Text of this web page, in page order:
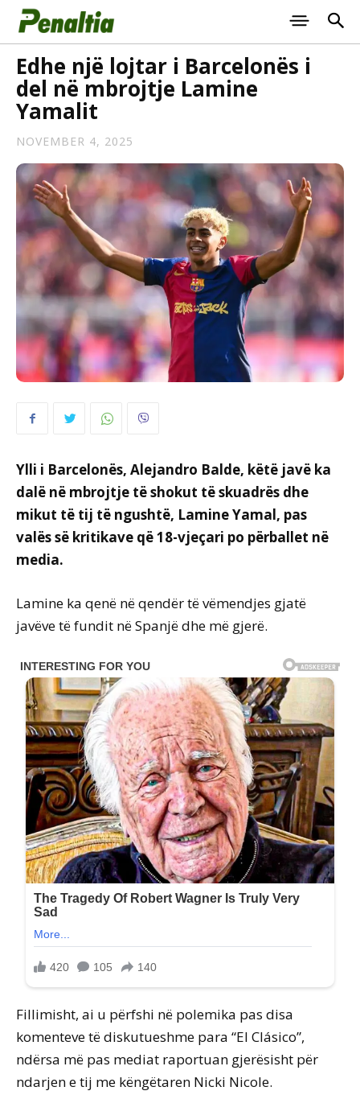
Edhe një lojtar i Barcelonës i
del në mbrojtje Lamine
Yamalit
NOVEMBER 4, 2025
Ylli i Barcelonës, Alejandro Balde, këtë javë ka
dalë në mbrojtje të shokut të skuadrës dhe
mikut të tij të ngushtë, Lamine Yamal, pas
valës së kritikave që 18-vjeçari po përballet në
media.
Lamine ka qenë në qendër të vëmendjes gjatë
javëve të fundit në Spanjë dhe më gjerë.
Fillimisht, ai u përfshi në polemika pas disa
komenteve të diskutueshme para “El Clásico”,
ndërsa më pas mediat raportuan gjerësisht për
ndarjen e tij me këngëtaren Nicki Nicole.